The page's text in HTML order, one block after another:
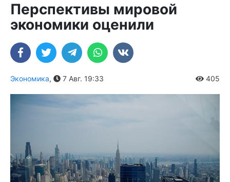
Перспективы мировой
экономики оценили
Экономика, 7 Авг. 19:33 405